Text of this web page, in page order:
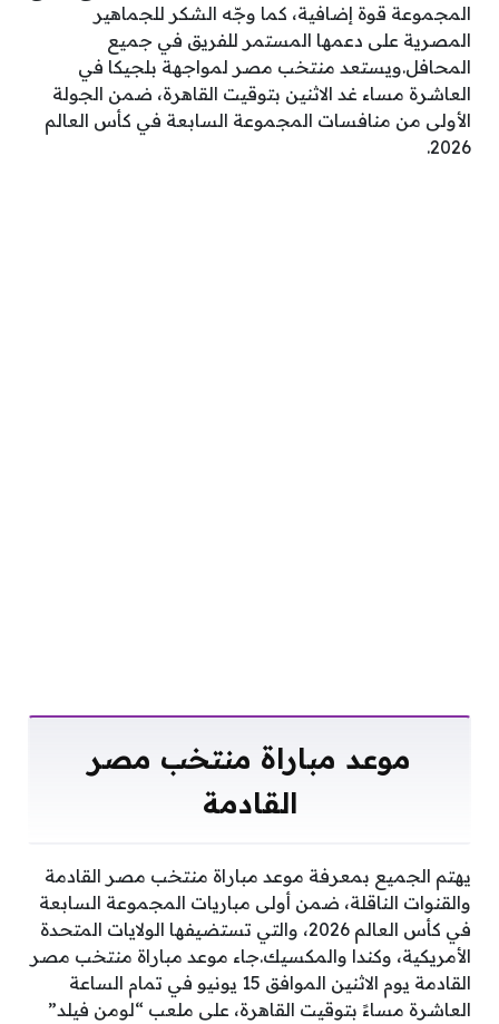
المجموعة قوة إضافية، كما وجّه الشكر للجماهير
المصرية على دعمها المستمر للفريق في جميع
المحافل.ويستعد منتخب مصر لمواجهة بلجيكا في
العاشرة مساء غد الاثنين بتوقيت القاهرة، ضمن الجولة
الأولى من منافسات المجموعة السابعة في كأس العالم
2026.
موعد مباراة منتخب مصر
القادمة
يهتم الجميع بمعرفة موعد مباراة منتخب مصر القادمة
والقنوات الناقلة، ضمن أولى مباريات المجموعة السابعة
في كأس العالم 2026، والتي تستضيفها الولايات المتحدة
الأمريكية، وكندا والمكسيك.جاء موعد مباراة منتخب مصر
القادمة يوم الاثنين الموافق 15 يونيو في تمام الساعة
العاشرة مساءً بتوقيت القاهرة، على ملعب “لومن فيلد”